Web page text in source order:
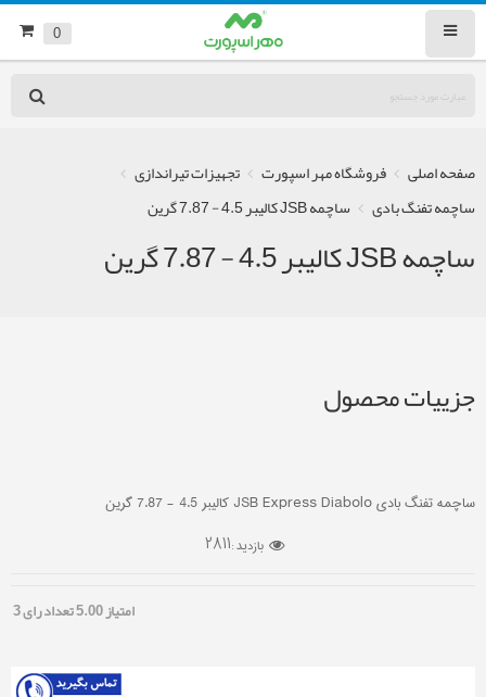
0
صفحه اصلی فروشگاه مهر اسپورت
تجهیزات تیراندازی
ساچمه تفنگ بادی
ساچمه JSB کالیبر 4.5 - 7.87 گرین
ساچمه JSB کالیبر 4.5 - 7.87 گرین
جزییات محصول
ساچمه تفنگ بادی JSB Express Diabolo کالیبر 4.5 - 7.87 گرین
بازدید :2811
امتیاز5.00تعداد رای3